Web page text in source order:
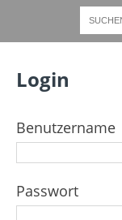
Login
Benutzername
Passwort